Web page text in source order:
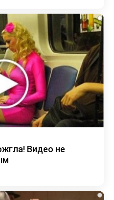
i
Видео не
i